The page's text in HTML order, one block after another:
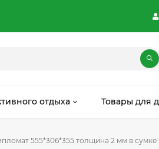
отдыха Товары для
555*306*355 толщина 2 мм в сумке